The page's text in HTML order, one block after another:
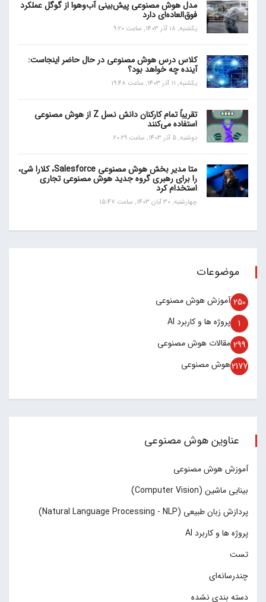
مدل هوش مصنوعی پیش‌بینی آب‌و‌هوا از گوگل عملکرد
فوق‌العاده‌ای دارد
یکشنبه, 18 آذر 1403, ساعت 9:20
کلاس درس هوش مصنوعی در حال حاضر اینجاست:
آینده چه خواهد بود؟
یکشنبه, 11 آذر 1403, ساعت 19:48
تقریباً تمام کارکنان دانش نسل Z از هوش مصنوعی
استفاده می‌کنند
دوشنبه, 5 آذر 1403, ساعت 20:29
متا مدیر بخش هوش مصنوعی Salesforce، کلارا شی،
را برای رهبری گروه جدید هوش مصنوعی تجاری
استخدام کرد
چهارشنبه, 30 آبان 1403, ساعت 15:47
موضوعات
آموزش هوش مصنوعی 250
پروژه ها و کاربرد AI 1
مقالات هوش مصنوعی 299
هوش مصنوعی2177
عناوین هوش مصنوعی
آموزش هوش مصنوعی
بینایی ماشین (Computer Vision)
پردازش زبان طبیعی (Natural Language Processing - NLP)
پروژه ها و کاربرد AI
تست
چند‌‌رسانه‌ای
دسته بندی نشده